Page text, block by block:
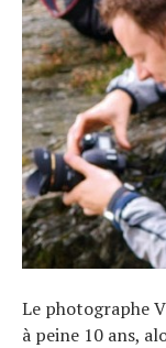
Le photographe
à peine 10 ans,